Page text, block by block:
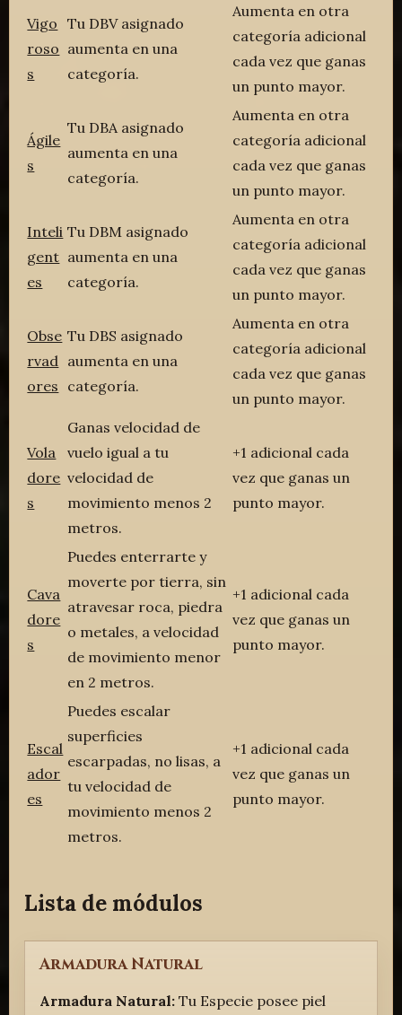
Vigo
roso
s
Tu DBV asignado
aumenta en una
categoría.
Aumenta en otra
categoría adicional
cada vez que ganas
un punto mayor.
Ágile
s
Tu DBA asignado
aumenta en una
categoría.
Aumenta en otra
categoría adicional
cada vez que ganas
un punto mayor.
Inteli
gent
es
Tu DBM asignado
aumenta en una
categoría.
Aumenta en otra
categoría adicional
cada vez que ganas
un punto mayor.
Obse
rvad
ores
Tu DBS asignado
aumenta en una
categoría.
Aumenta en otra
categoría adicional
cada vez que ganas
un punto mayor.
Vola
dore
s
Ganas velocidad de
vuelo igual a tu
velocidad de
movimiento menos 2
metros.
+1 adicional cada
vez que ganas un
punto mayor.
Cava
dore
s
Puedes enterrarte y
moverte por tierra, sin
atravesar roca, piedra
o metales, a velocidad
de movimiento menor
en 2 metros.
+1 adicional cada
vez que ganas un
punto mayor.
Escal
ador
es
Puedes escalar
superficies
escarpadas, no lisas, a
tu velocidad de
movimiento menos 2
metros.
+1 adicional cada
vez que ganas un
punto mayor.
Lista de módulos
Armadura Natural
Armadura Natural:Tu Especie posee piel